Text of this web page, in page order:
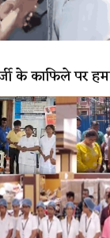
के काफिले पर